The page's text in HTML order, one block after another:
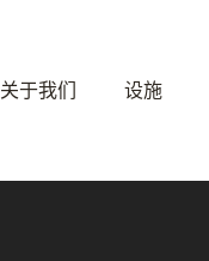
关于我们 设施